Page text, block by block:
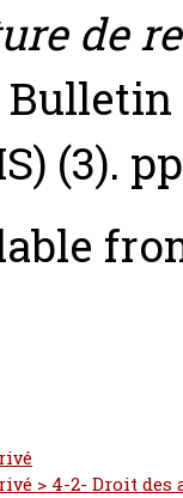
de
(3).
> 4-2- Droit